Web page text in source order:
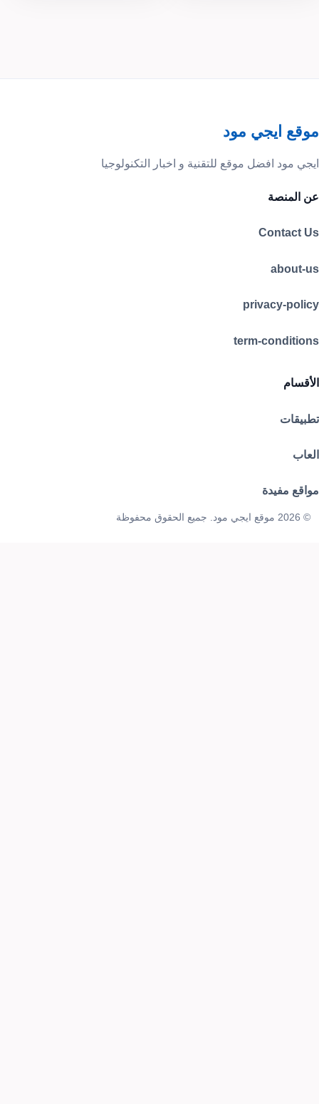
موقع ايجي مود
ايجي مود افضل موقع للتقنية و اخبار التكنولوجيا
عن المنصة
Contact Us
about-us
privacy-policy
term-conditions
الأقسام
تطبيقات
العاب
مواقع مفيدة
© 2026 موقع ايجي مود. جميع الحقوق محفوظة